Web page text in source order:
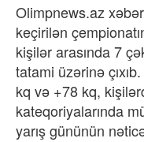
Olimpnews.az
keçirilən
kişilər arasında 7
tatami üzərinə
kq və +78 kq,
kateqoriyalarında
yarış gününün